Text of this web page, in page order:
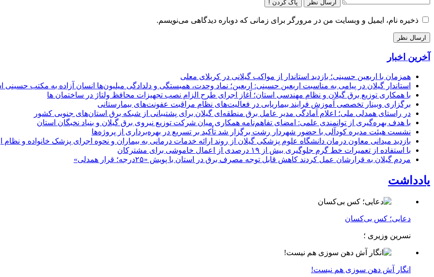
ارسال نظر پاک کردن !
ذخیره نام، ایمیل و وبسایت من در مرورگر برای زمانی که دوباره دیدگاهی می‌نویسم.
آخرین اخبار
همزمان با اربعین حسینی؛ بازدید استاندار از مواکب گیلانی در کربلای معلی
استاندار گیلان در پیامی به مناسبت اربعین حسینی: اربعین؛ نماد وحدت، همبستگی و دلدادگی میلیون‌ها انسان آزاده به مکتب
با همکاری توزیع برق گیلان و نظام مهندسی استان؛ آغاز اجرای طرح الزام نصب تجهیزات محافظ ولتاژ در ساختمان ها
برگزاری وبینار تخصصی آموزش فرایند بیماریابی در فعالیت‌های نظام مراقبت عفونت‌های بیمارستانی
در راستای همدلی ملی؛ اعلام آمادگی مدیر عامل برق منطقه‌ای گیلان برای پشتیبانی از شبكه برق استان‌های جنوبی كشور
با هدف بهره‌گیری از توانمندی علمی: امضای تفاهم‌نامه همكاری میان شركت توزیع نیروی برق گیلان و بنیاد نخبگان استان
نشست هیئت مدیره کودآلی با حضور شهردار رشت برگزار شد تأکید بر تسریع در بهره‌برداری از پروژه‌ها
بازدید میدانی معاون درمان دانشگاه علوم پزشکی گیلان از روند ارائه خدمات درمانی به بیماران و نحوه اجرای پزشک خانواده و
با استفاده از تعمیرات خط گرم جلوگیری بیش از ۱۹ درصدی از اعمال خاموشی برای مشتركان
مردم گیلان به قرارشان عمل کردند كاهش قابل توجه مصرف برق در استان با پویش «۲۵درجه؛ قرار همدلی»
یادداشت
دعایی؛ کس بی‌کسان
نسرین وزیری ؛
انگار آش دهن سوزی هم نیست!